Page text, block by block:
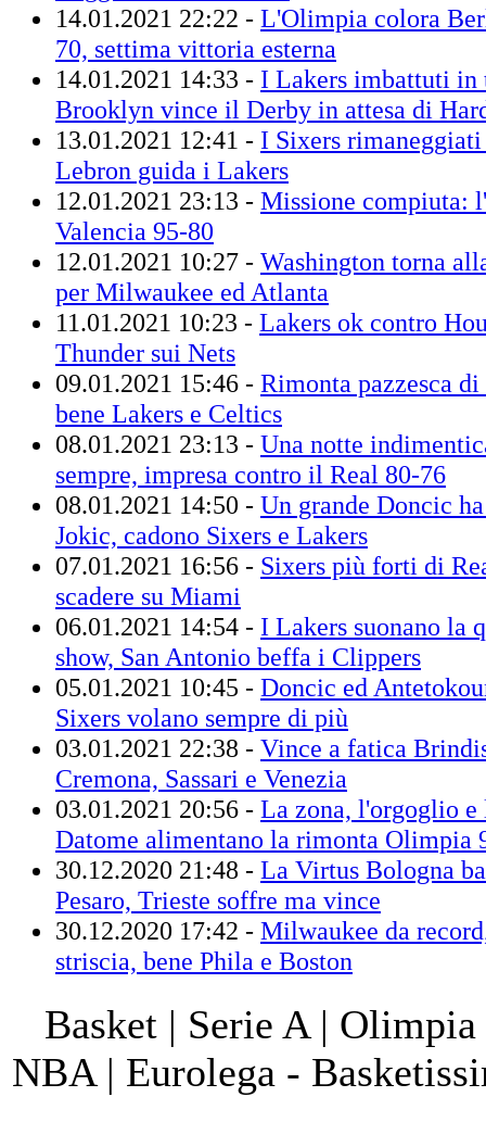
14.01.2021 22:22 - L'Olimpia colora
70, settima vittoria esterna
14.01.2021 14:33 - I Lakers imbattuti in
Brooklyn vince il Derby in attesa di
13.01.2021 12:41 - I Sixers
Lebron guida i Lakers
12.01.2021 23:13 - Missione compiuta:
Valencia 95-80
12.01.2021 10:27 - Washington torna
per Milwaukee ed Atlanta
11.01.2021 10:23 - Lakers ok contro
Thunder sui Nets
09.01.2021 15:46 - Rimonta pazzesca
bene Lakers e Celtics
08.01.2021 23:13 - Una notte
sempre, impresa contro il Real 80-76
08.01.2021 14:50 - Un grande Doncic
Jokic, cadono Sixers e Lakers
07.01.2021 16:56 - Sixers più forti di
scadere su Miami
06.01.2021 14:54 - I Lakers suonano la
show, San Antonio beffa i Clippers
05.01.2021 10:45 - Doncic ed
Sixers volano sempre di più
03.01.2021 22:38 - Vince a fatica
Cremona, Sassari e Venezia
03.01.2021 20:56 - La zona, l'orgoglio
Datome alimentano la rimonta Olimpia
30.12.2020 21:48 - La Virtus Bologna
Pesaro, Trieste soffre ma vince
30.12.2020 17:42 - Milwaukee da
striscia, bene Phila e Boston
Basket | Serie A |
NBA | Eurolega -